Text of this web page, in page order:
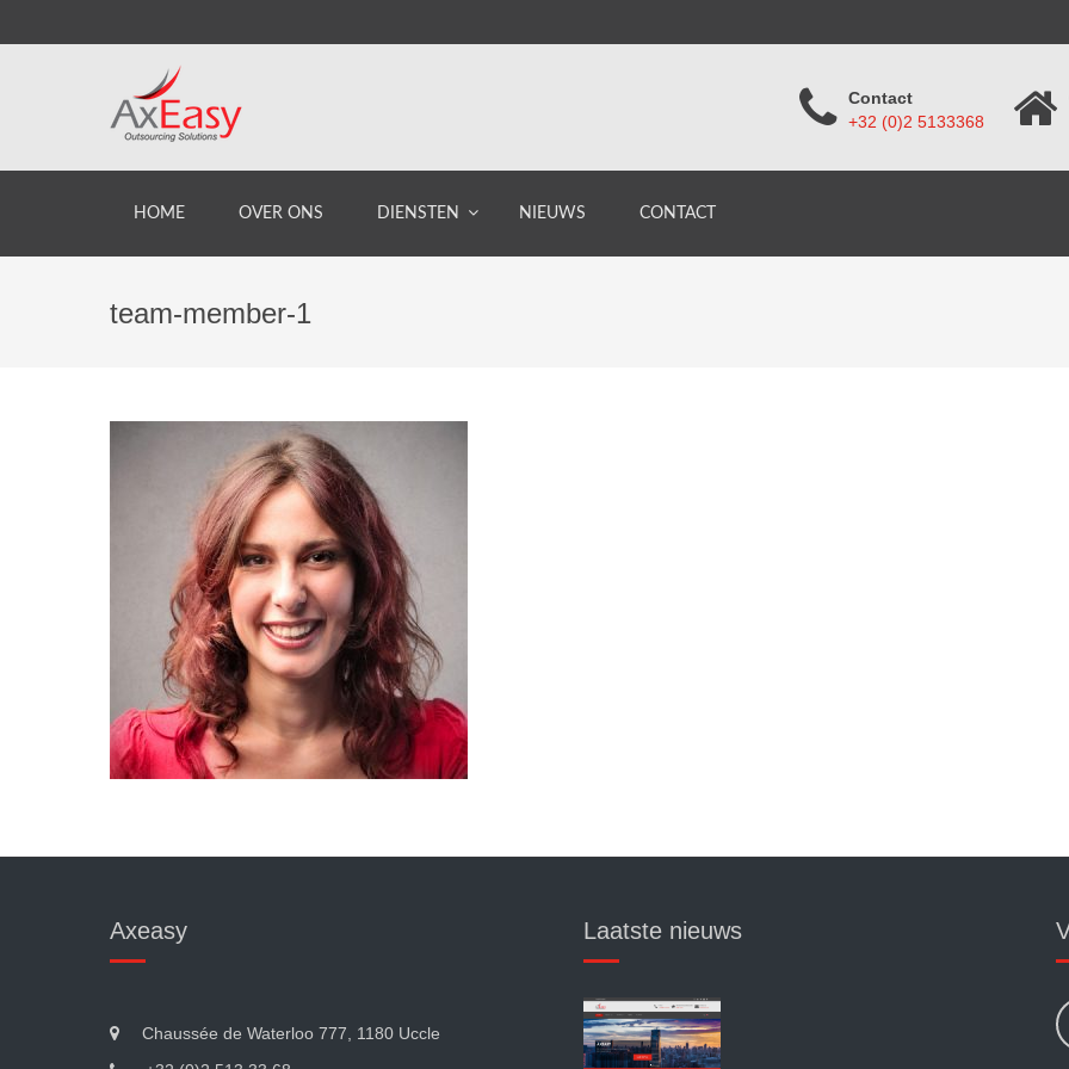
Contact
+32 (0)2 5133368
HOME OVER ONS DIENSTEN NIEUWS CONTACT
team-member-1
Axeasy
Chaussée de Waterloo 777, 1180 Uccle
Laatste nieuws